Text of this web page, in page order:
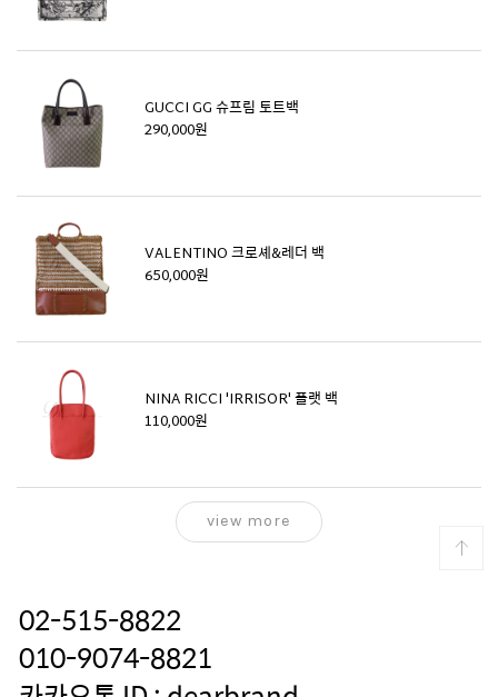
GUCCI GG 슈프림 토트백
290,000원
VALENTINO 크로셰&레더 백
650,000원
NINA RICCI 'IRRISOR' 플랫 백
110,000원
view more
02-515-8822
010-9074-8821